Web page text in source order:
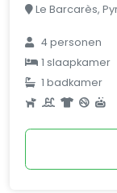
Le Barcarès,
4 personen
1 slaapkamer
1 badkamer